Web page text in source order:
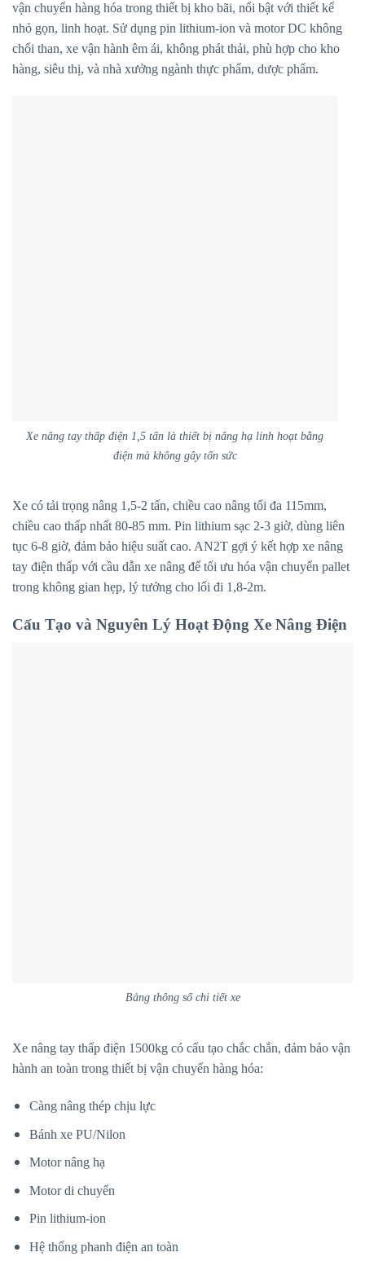
vận chuyển hàng hóa trong thiết bị kho bãi, nổi bật với thiết kế
nhỏ gọn, linh hoạt. Sử dụng pin lithium-ion và motor DC không
chổi than, xe vận hành êm ái, không phát thải, phù hợp cho kho
hàng, siêu thị, và nhà xưởng ngành thực phẩm, dược phẩm.
Xe nâng tay thấp điện 1,5 tấn là thiết bị nâng hạ linh hoạt bằng
điện mà không gây tốn sức
Xe có tải trọng nâng 1,5-2 tấn, chiều cao nâng tối đa 115mm,
chiều cao thấp nhất 80-85 mm. Pin lithium sạc 2-3 giờ, dùng liên
tục 6-8 giờ, đảm bảo hiệu suất cao. AN2T gợi ý kết hợp xe nâng
tay điện thấp với cầu dẫn xe nâng để tối ưu hóa vận chuyển pallet
trong không gian hẹp, lý tưởng cho lối đi 1,8-2m.
Cấu Tạo và Nguyên Lý Hoạt Động Xe Nâng Điện
Bảng thông số chi tiết xe
Xe nâng tay thấp điện 1500kg có cấu tạo chắc chắn, đảm bảo vận
hành an toàn trong thiết bị vận chuyển hàng hóa:
Càng nâng thép chịu lực
Bánh xe PU/Nilon
Motor nâng hạ
Motor di chuyển
Pin lithium-ion
Hệ thống phanh điện an toàn